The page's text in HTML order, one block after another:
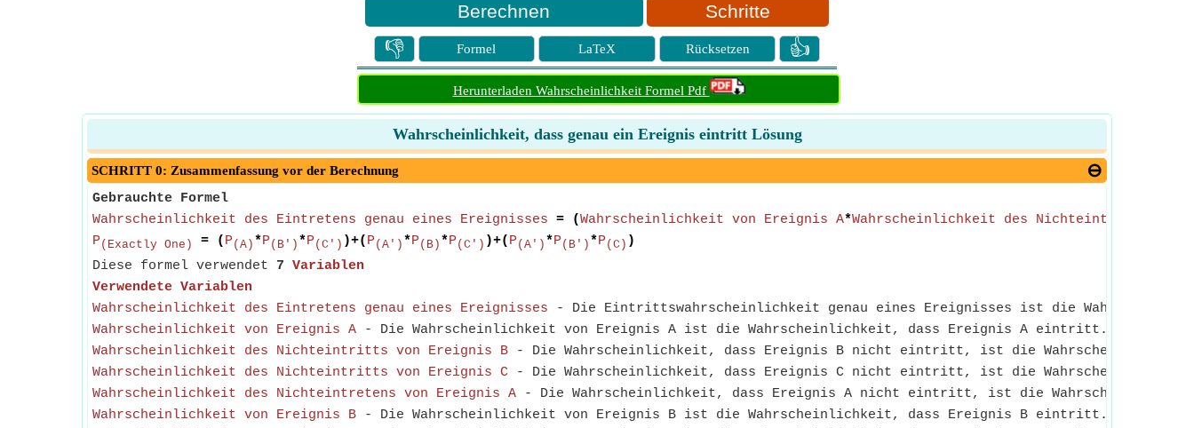
Schritte
👎 Formel LaTeX Rücksetzen 👍
Herunterladen Wahrscheinlichkeit Formel Pdf
Wahrscheinlichkeit, dass genau ein Ereignis eintritt Lösung
SCHRITT 0: Zusammenfassung vor der Berechnung
Gebrauchte Formel
Wahrscheinlichkeit des Eintretens genau eines Ereignisses = (Wahrscheinlichkeit von Ereignis A*Wahrscheinlichkeit des Nichteintritts von
P(Exactly One) = ( P(A) *P(B') *P(C') )+( P(A') *P(B) *P(C') )+( P(A') *P(B') *P(C) )
Diese formel verwendet 7 Variablen
Verwendete Variablen
Wahrscheinlichkeit des Eintretens genau eines Ereignisses - Die Eintrittswahrscheinlichkeit genau eines Ereignisses ist die
Wahrscheinlichkeit von Ereignis A - Die Wahrscheinlichkeit von Ereignis A ist die Wahrscheinlichkeit, dass Ereignis A eintritt.
Wahrscheinlichkeit des Nichteintritts von Ereignis B - Die Wahrscheinlichkeit, dass Ereignis B nicht eintritt, ist die
Wahrscheinlichkeit des Nichteintritts von Ereignis C - Die Wahrscheinlichkeit, dass Ereignis C nicht eintritt, ist die
Wahrscheinlichkeit des Nichteintretens von Ereignis A - Die Wahrscheinlichkeit, dass Ereignis A nicht eintritt, ist die
Wahrscheinlichkeit von Ereignis B - Die Wahrscheinlichkeit von Ereignis B ist die Wahrscheinlichkeit, dass Ereignis B eintritt.